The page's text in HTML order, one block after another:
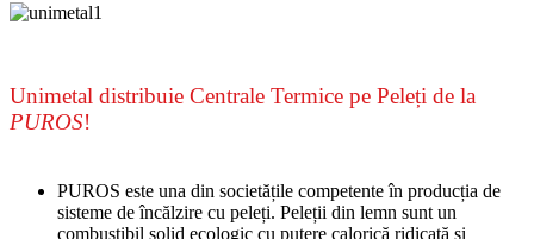
Unimetal distribuie Centrale Termice pe Peleți de la
PUROS!
PUROS este una din societățile competente în producția de
sisteme de încălzire cu peleți. Peleții din lemn sunt un
combustibil solid ecologic cu putere calorică ridicată și